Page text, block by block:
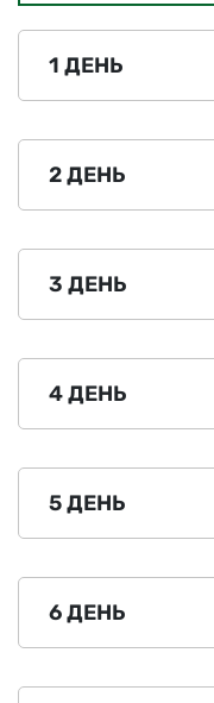
1 ДЕНЬ
2 ДЕНЬ
3 ДЕНЬ
4 ДЕНЬ
5 ДЕНЬ
6 ДЕНЬ